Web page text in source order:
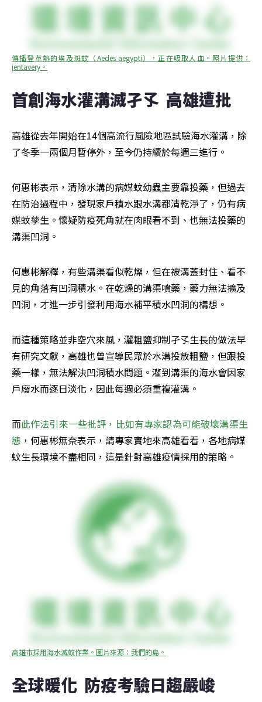
傳播登革熱的埃及斑蚊（Aedes aegypti），正在吸取人血。照片提供：
jentavery。
首創海水灌溝滅孑孓  高雄遭批
高雄從去年開始在14個高流行風險地區試驗海水灌溝，除
了冬季一兩個月暫停外，至今仍持續於每週三進行。
何惠彬表示，清除水溝的病媒蚊幼蟲主要靠投藥，但過去
在防治過程中，發現家戶積水跟水溝都清乾淨了，仍有病
媒蚊孳生。懷疑防疫死角就在肉眼看不到、也無法投藥的
溝渠凹洞。
何惠彬解釋，有些溝渠看似乾燥，但在被溝蓋封住、看不
見的角落有凹洞積水。在乾燥的溝渠噴藥，藥力無法擴及
凹洞，才進一步引發利用海水補平積水凹洞的構想。
而這種策略並非空穴來風，灑粗鹽抑制孑孓生長的做法早
有研究文獻，高雄也曾宣導民眾於水溝投放粗鹽，但跟投
藥一樣，無法解決凹洞積水問題。灌到溝渠的海水會因家
戶廢水而逐日淡化，因此每週必須重複灌溝。
而此作法引來一些批評，比如有專家認為可能破壞溝渠生
態 ，何惠彬無奈表示，請專家實地來高雄看看，各地病媒
蚊生長環境不盡相同，這是針對高雄疫情採用的策略。
高雄市採用海水滅蚊作業。圖片來源：我們的島。
全球暖化  防疫考驗日趨嚴峻